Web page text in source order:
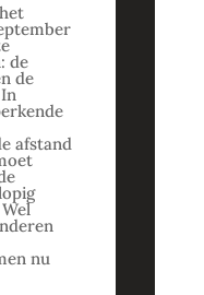
de
de
afstand
nu